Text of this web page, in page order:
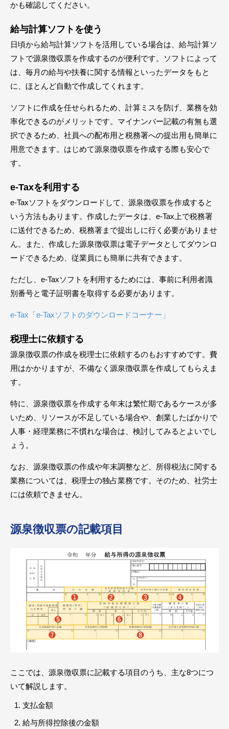
かも確認してください。
給与計算ソフトを使う
日頃から給与計算ソフトを活用している場合は、給与計算ソ
フトで源泉徴収票を作成するのが便利です。ソフトによって
は、毎月の給与や扶養に関する情報といったデータをもと
に、ほとんど自動で作成してくれます。
ソフトに作成を任せられるため、計算ミスを防げ、業務を効
率化できるのがメリットです。マイナンバー記載の有無も選
択できるため、社員への配布用と税務署への提出用も簡単に
用意できます。はじめて源泉徴収票を作成する際も安心で
す。
e-Taxを利用する
e-Taxソフトをダウンロードして、源泉徴収票を作成すると
いう方法もあります。作成したデータは、e-Tax上で税務署
に送付できるため、税務署まで提出しに行く必要がありませ
ん。また、作成した源泉徴収票は電子データとしてダウンロ
ードできるため、従業員にも簡単に共有できます。
ただし、e-Taxソフトを利用するためには、事前に利用者識
別番号と電子証明書を取得する必要があります。
e-Tax「e-Taxソフトのダウンロードコーナー」
税理士に依頼する
源泉徴収票の作成を税理士に依頼するのもおすすめです。費
用はかかりますが、不備なく源泉徴収票を作成してもらえま
す。
特に、源泉徴収票を作成する年末は繁忙期であるケースが多
いため、リソースが不足している場合や、創業したばかりで
人事・経理業務に不慣れな場合は、検討してみるとよいでし
ょう。
なお、源泉徴収票の作成や年末調整など、所得税法に関する
業務については、税理士の独占業務です。そのため、社労士
には依頼できません。
源泉徴収票の記載項目
ここでは、源泉徴収票に記載する項目のうち、主な8つにつ
いて解説します。
支払金額
給与所得控除後の金額